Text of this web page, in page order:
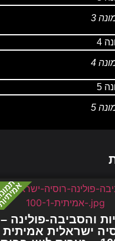
3
4
5
והסביבה-פולינה –
ישראלית אמיתית